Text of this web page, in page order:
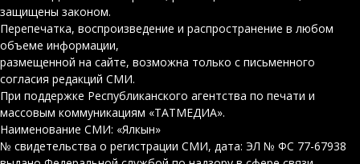
защищены законом.
Перепечатка, воспроизведение и распространение в любом
объеме информации,
размещенной на сайте, возможна только с письменного
согласия редакций СМИ.
При поддержке Республиканского агентства по печати и
массовым коммуникациям «ТАТМЕДИА».
Наименование СМИ: «Ялкын»
№ свидетельства о регистрации СМИ, дата: ЭЛ № ФС 77-67938